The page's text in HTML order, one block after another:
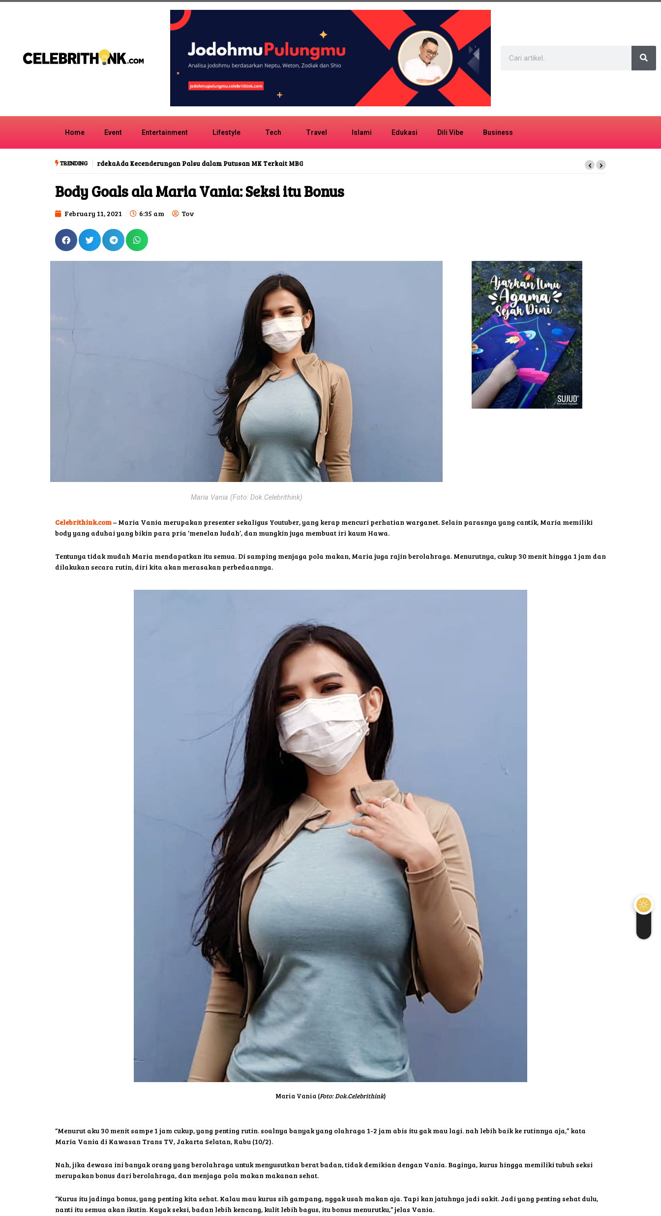
Home Event Entertainment Lifestyle Tech Travel Islami Edukasi Dili Vibe Business
TRENDING Ada Kecenderungan Palsu dalam Putusan MK Terkait MBG
Body Goals ala Maria Vania: Seksi itu Bonus
February 11, 2021 6:35 am Tov
Maria Vania (Foto: Dok.Celebrithink)
Celebrithink.com– Maria Vania merupakan presenter sekaligus Youtuber, yang kerap mencuri perhatian warganet. Selain parasnya yang cantik, Maria memiliki
body yang aduhai yang bikin para pria ‘menelan ludah’, dan mungkin juga membuat iri kaum Hawa.
Tentunya tidak mudah Maria mendapatkan itu semua. Di samping menjaga pola makan, Maria juga rajin berolahraga. Menurutnya, cukup 30 menit hingga 1 jam dan
dilakukan secara rutin, diri kita akan merasakan perbedaannya.
Maria Vania (Foto: Dok.Celebrithink)
“Menurut aku 30 menit sampe 1 jam cukup, yang penting rutin. soalnya banyak yang olahraga 1-2 jam abis itu gak mau lagi. nah lebih baik ke rutinnya aja,” kata
Maria Vania di Kawasan Trans TV, Jakarta Selatan, Rabu (10/2).
Nah, jika dewasa ini banyak orang yang berolahraga untuk menyusutkan berat badan, tidak demikian dengan Vania. Baginya, kurus hingga memiliki tubuh seksi
merupakan bonus dari berolahraga, dan menjaga pola makan makanan sehat.
“Kurus itu jadinya bonus, yang penting kita sehat. Kalau mau kurus sih gampang, nggak usah makan aja. Tapi kan jatuhnya jadi sakit. Jadi yang penting sehat dulu,
nanti itu semua akan ikutin. Kayak seksi, badan lebih kencang, kulit lebih bagus, itu bonus menurutku,” jelas Vania.